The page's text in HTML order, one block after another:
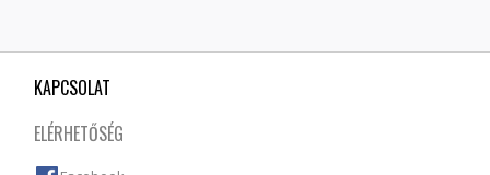
KAPCSOLAT
ELÉRHETŐSÉG